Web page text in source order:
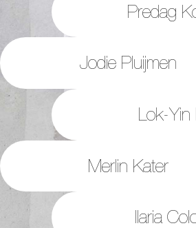
Predag
Jodie Pluijmen
Lok-Yin
Merlin Kater
Ilaria